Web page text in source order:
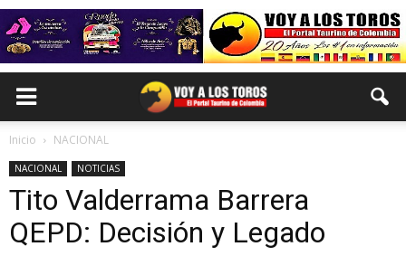
Inicio NACIONAL
NACIONAL NOTICIAS
Tito Valderrama Barrera
QEPD: Decisión y Legado